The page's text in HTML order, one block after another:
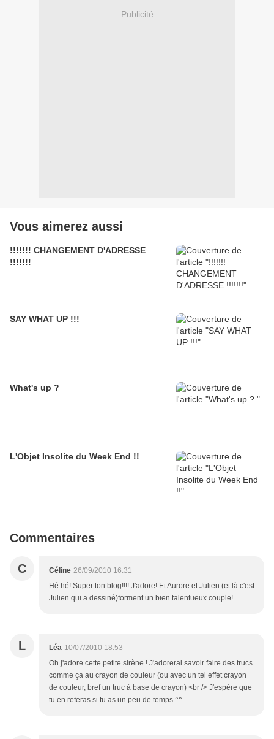
Publicité
Vous aimerez aussi
!!!!!!! CHANGEMENT D'ADRESSE
!!!!!!!
SAY WHAT UP !!!
What's up ?
L'Objet Insolite du Week End !!
Commentaires
C Céline 26/09/2010 16:31
Hé hé! Super ton blog!!!! J'adore! Et Aurore et Julien (et là c'est
Julien qui a dessiné)forment un bien talentueux couple!
L Léa 10/07/2010 18:53
Oh j'adore cette petite sirène ! J'adorerai savoir faire des trucs
comme ça au crayon de couleur (ou avec un tel effet crayon
de couleur, bref un truc à base de crayon) <br /> J'espère que
tu en referas si tu as un peu de temps ^^